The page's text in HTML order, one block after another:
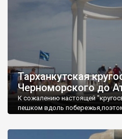
Тарханкутская
Черноморского до
К сожалению настоящей
пешком вдоль